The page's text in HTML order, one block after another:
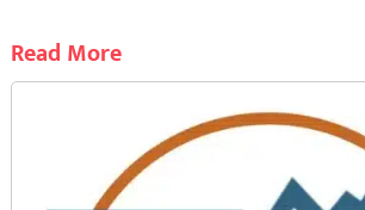
Read More